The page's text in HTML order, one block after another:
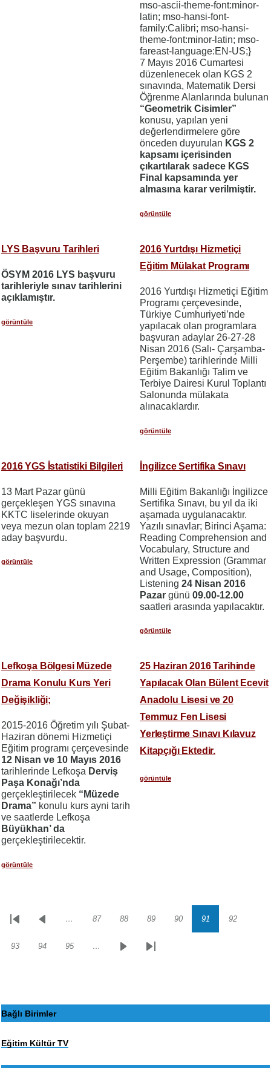
mso-ascii-theme-font:minor-
latin; mso-hansi-font-
family:Calibri; mso-hansi-
theme-font:minor-latin; mso-
fareast-language:EN-US;}
7 Mayıs 2016 Cumartesi
düzenlenecek olan KGS 2
sınavında, Matematik Dersi
Öğrenme Alanlarında bulunan
“Geometrik Cisimler”
konusu, yapılan yeni
değerlendirmelere göre
önceden duyurulan KGS 2
kapsamı içerisinden
çıkartılarak sadece KGS
Final kapsamında yer
almasına karar verilmiştir.
görüntüle
LYS Başvuru Tarihleri
ÖSYM 2016 LYS başvuru
tarihleriyle sınav tarihlerini
açıklamıştır.
görüntüle
2016 Yurtdışı Hizmetiçi
Eğitim Mülakat Programı
2016 Yurtdışı Hizmetiçi Eğitim
Programı çerçevesinde,
Türkiye Cumhuriyeti’nde
yapılacak olan programlara
başvuran adaylar 26-27-28
Nisan 2016 (Salı- Çarşamba-
Perşembe) tarihlerinde Milli
Eğitim Bakanlığı Talim ve
Terbiye Dairesi Kurul Toplantı
Salonunda mülakata
alınacaklardır.
görüntüle
2016 YGS İstatistiki Bilgileri
13 Mart Pazar günü
gerçekleşen YGS sınavına
KKTC liselerinde okuyan
veya mezun olan toplam 2219
aday başvurdu.
görüntüle
İngilizce Sertifika Sınavı
Milli Eğitim Bakanlığı İngilizce
Sertifika Sınavı, bu yıl da iki
aşamada uygulanacaktır.
Yazılı sınavlar; Birinci Aşama:
Reading Comprehension and
Vocabulary, Structure and
Written Expression (Grammar
and Usage, Composition),
Listening 24 Nisan 2016
Pazar günü 09.00-12.00
saatleri arasında yapılacaktır.
görüntüle
Lefkoşa Bölgesi Müzede
Drama Konulu Kurs Yeri
Değişikliği;
2015-2016 Öğretim yılı Şubat-
Haziran dönemi Hizmetiçi
Eğitim programı çerçevesinde
12 Nisan ve 10 Mayıs 2016
tarihlerinde Lefkoşa Derviş
Paşa Konağı’nda
gerçekleştirilecek “Müzede
Drama” konulu kurs ayni tarih
ve saatlerde Lefkoşa
Büyükhan’ da
gerçekleştirilecektir.
görüntüle
25 Haziran 2016 Tarihinde
Yapılacak Olan Bülent Ecevit
Anadolu Lisesi ve 20
Temmuz Fen Lisesi
Yerleştirme Sınavı Kılavuz
Kitapçığı Ektedir.
görüntüle
Sayfalama
İlk
Önceki… Sayfa
87 Sayfa
88 Sayfa
89 Sayfa
90 Sayfa
91 Sayfa
92
Sayfa
93 Sayfa
94 Sayfa
95 …
SonrakiSon
Bağlı Birimler
Eğitim Kültür TV